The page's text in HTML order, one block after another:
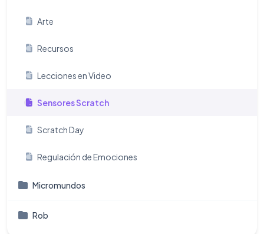
Arte
Recursos
Lecciones en Video
Sensores Scratch
Scratch Day
Regulación de Emociones
Micromundos
Rob